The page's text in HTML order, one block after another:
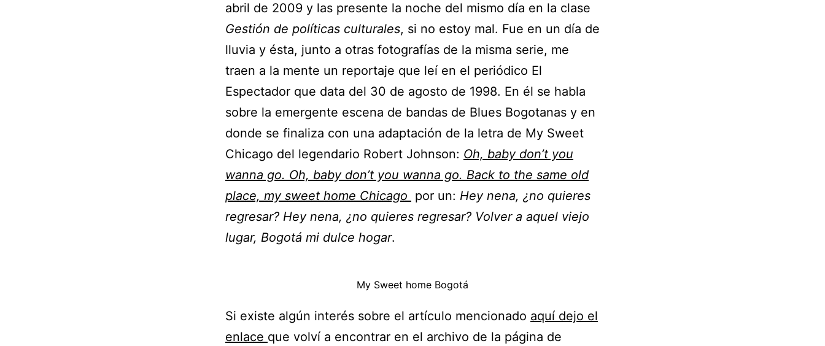
abril de 2009 y las presente la noche del mismo día en la clase
Gestión de políticas culturales, si no estoy mal. Fue en un día de
lluvia y ésta, junto a otras fotografías de la misma serie, me
traen a la mente un reportaje que leí en el periódico El
Espectador que data del 30 de agosto de 1998. En él se habla
sobre la emergente escena de bandas de Blues Bogotanas y en
donde se finaliza con una adaptación de la letra de My Sweet
Chicago del legendario Robert Johnson: Oh, baby don’t you
wanna go. Oh, baby don’t you wanna go. Back to the same old
place, my sweet home Chicago por un: Hey nena, ¿no quieres
regresar? Hey nena, ¿no quieres regresar? Volver a aquel viejo
lugar, Bogotá mi dulce hogar.
My Sweet home Bogotá
Si existe algún interés sobre el artículo mencionado aquí dejo el
enlace que volví a encontrar en el archivo de la página de